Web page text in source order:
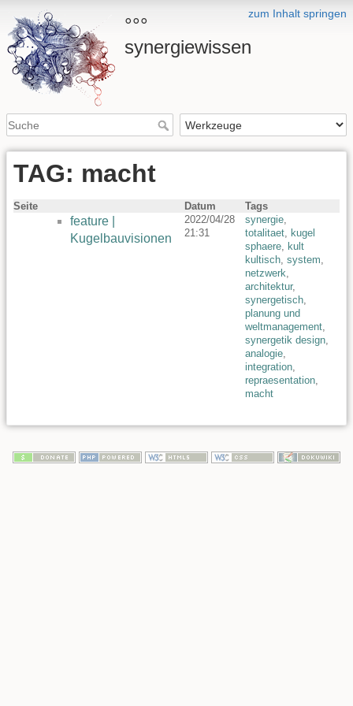
zum Inhalt springen
°°°
synergiewissen
TAG: macht
Seite Datum Tags
feature |
Kugelbauvisionen
2022/04/28
21:31
synergie,
totalitaet, kugel
sphaere, kult
kultisch, system,
netzwerk,
architektur,
synergetisch,
planung und
weltmanagement,
synergetik design,
analogie,
integration,
repraesentation,
macht